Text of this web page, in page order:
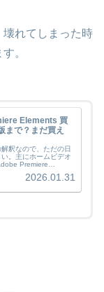
れてしまった時
。
Elements 買
まで？まだ買え
釈なので、ただの日
。主にホームビデオ
Premiere
きた私。パソコンを買
ールし...2026.01.31